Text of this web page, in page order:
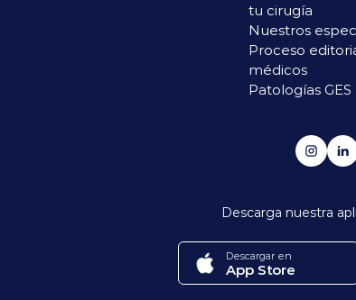
tu cirugía
Nuestros
Proceso
médicos
Patologías GES
Descarga nuestra
Descargar en
App Store